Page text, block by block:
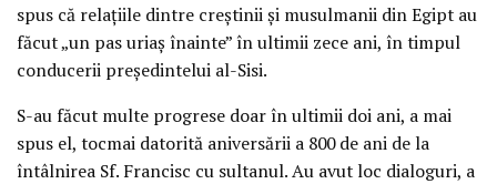
spus că relațiile dintre creștinii și musulmanii din Egipt au
făcut „un pas uriaș înainte” în ultimii zece ani, în timpul
conducerii președintelui al-Sisi.
S-au făcut multe progrese doar în ultimii doi ani, a mai
spus el, tocmai datorită aniversării a 800 de ani de la
întâlnirea Sf. Francisc cu sultanul. Au avut loc dialoguri, a